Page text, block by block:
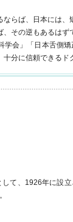
らば、日本には
その逆もあるは
会」「日本舌側
分に信頼できるド
て、1926年に設